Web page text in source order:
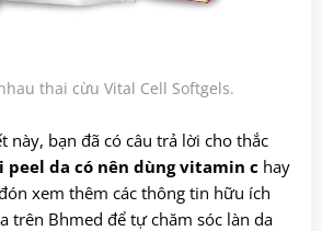
thai cừu Vital Cell Softgels.
này, bạn đã có câu trả lời cho thắc
peel da có nên dùng vitamin c hay
xem thêm các thông tin hữu ích
trên Bhmed để tự chăm sóc làn da